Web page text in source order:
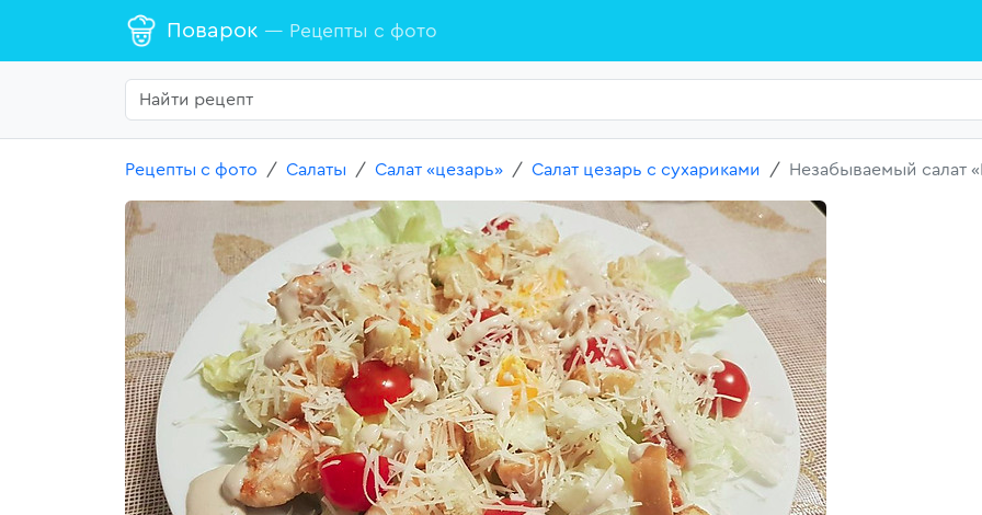
Поварок — Рецепты с фото
Рецепты с фото Салаты Салат «цезарь» Салат цезарь с сухариками Незабываемый салат